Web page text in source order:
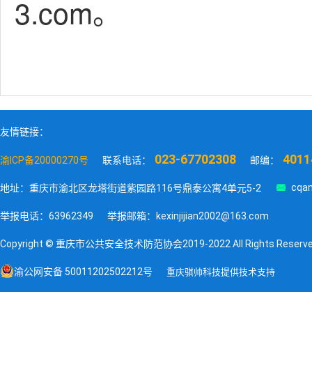
3.com。
友情链接：
渝ICP备20000270号 联系电话： 023-67702308 邮编：
地址：重庆市渝北区龙塔街道紫园路116号鼎泰公寓4单元5-2 
举报电话：63962349 举报邮箱：kexinjijian2002@163.com
Copyright © 重庆市公共安全技术防范协会2019-2022 All Rights
渝公网安备 50011202502212号 重庆骐帅科技提供技术支持